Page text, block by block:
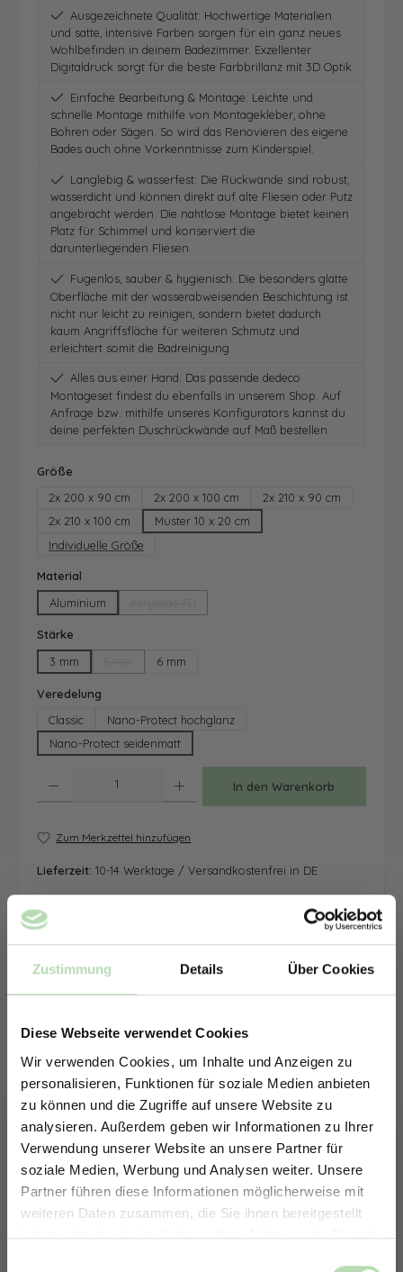
Zustimmung Details Über Cookies
Diese Webseite verwendet Cookies
Wir verwenden Cookies, um Inhalte und Anzeigen zu
personalisieren, Funktionen für soziale Medien anbieten
zu können und die Zugriffe auf unsere Website zu
analysieren. Außerdem geben wir Informationen zu Ihrer
Verwendung unserer Website an unsere Partner für
soziale Medien, Werbung und Analysen weiter. Unsere
Partner führen diese Informationen möglicherweise mit
weiteren Daten zusammen, die Sie ihnen bereitgestellt
haben oder die sie im Rahmen Ihrer Nutzung der Dienste
Ausgezeichnete Qualität: Hochwertige Materialien
und satte, intensive Farben sorgen für ein ganz neues
Wohlbefinden in deinem Badezimmer. Exzellenter
Digitaldruck sorgt für die beste Farbbrillanz mit 3D Optik
Einfache Bearbeitung & Montage: Leichte und
schnelle Montage mithilfe von Montagekleber, ohne
Bohren oder Sägen. So wird das Renovieren des eigene
Bades auch ohne Vorkenntnisse zum Kinderspiel.
Langlebig & wasserfest: Die Rückwände sind robust,
wasserdicht und können direkt auf alte Fliesen oder Putz
angebracht werden. Die nahtlose Montage bietet keinen
Platz für Schimmel und konserviert die
darunterliegenden Fliesen
Fugenlos, sauber & hygienisch: Die besonders glatte
Oberfläche mit der wasserabweisenden Beschichtung ist
nicht nur leicht zu reinigen, sondern bietet dadurch
kaum Angriffsfläche für weiteren Schmutz und
erleichtert somit die Badreinigung
Alles aus einer Hand: Das passende dedeco
Montageset findest du ebenfalls in unserem Shop. Auf
Anfrage bzw. mithilfe unseres Konfigurators kannst du
deine perfekten Duschrückwände auf Maß bestellen
Größe
2x 200 x 90 cm
2x 200 x 100 cm
2x 210 x 90 cm
2x 210 x 100 cm
Muster 10 x 20 cm
Individuelle Größe
Material
Aluminium
Stärke
3 mm
(Diese Option ist zurzeit nicht verfügbar.)
6 mm
Veredelung
Classic
Nano-Protect hochglanz
Nano-Protect seidenmatt
In den Warenkorb
Zum Merkzettel hinzufügen
Lieferzeit: 10-14 Werktage / Versandkostenfrei in DE
ERHALTE 5% RABATT AUF
DEINE RÜCKWÄNDE